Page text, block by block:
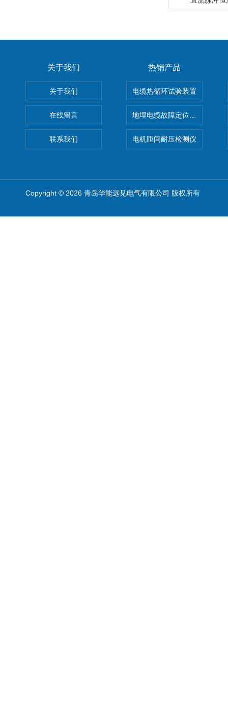
关于我们
关于我们
在线留言
联系我们
热销产品
电缆热循环试验装置
地埋电缆故障定位仪 地下电
电机匝间耐压检测仪
Copyright © 2026 青岛华能远见电气有限公司 版权所有